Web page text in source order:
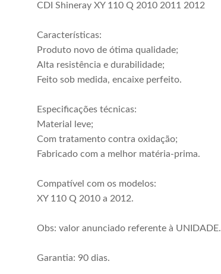
CDI Shineray XY 110 Q 2010 2011 2012
Características:
Produto novo de ótima qualidade;
Alta resistência e durabilidade;
Feito sob medida, encaixe perfeito.
Especificações técnicas:
Material leve;
Com tratamento contra oxidação;
Fabricado com a melhor matéria-prima.
Compatível com os modelos:
XY 110 Q 2010 a 2012.
Obs: valor anunciado referente à UNIDADE.
Garantia: 90 dias.